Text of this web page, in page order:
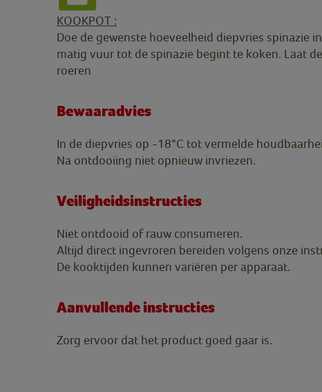
KOOKPOT :
Doe de gewenste hoeveelheid diepvries spinazie
matig vuur tot de spinazie begint te koken. Laat
roeren
Bewaaradvies
In de diepvries op -18°C tot vermelde
Na ontdooiing niet opnieuw invriezen.
Veiligheidsinstructies
Niet ontdooid of rauw consumeren.
Altijd direct ingevroren bereiden volgens onze
De kooktijden kunnen variëren per apparaat.
Aanvullende instructies
Zorg ervoor dat het product goed gaar is.